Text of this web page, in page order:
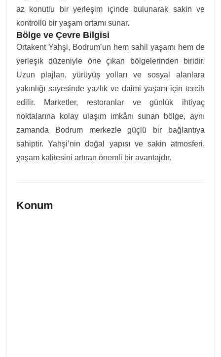
az konutlu bir yerleşim içinde bulunarak sakin ve
kontrollü bir yaşam ortamı sunar.
Bölge ve Çevre Bilgisi
Ortakent Yahşi, Bodrum’un hem sahil yaşamı hem de
yerleşik düzeniyle öne çıkan bölgelerinden biridir.
Uzun plajları, yürüyüş yolları ve sosyal alanlara
yakınlığı sayesinde yazlık ve daimi yaşam için tercih
edilir. Marketler, restoranlar ve günlük ihtiyaç
noktalarına kolay ulaşım imkânı sunan bölge, aynı
zamanda Bodrum merkezle güçlü bir bağlantıya
sahiptir. Yahşi’nin doğal yapısı ve sakin atmosferi,
yaşam kalitesini artıran önemli bir avantajdır.
Konum